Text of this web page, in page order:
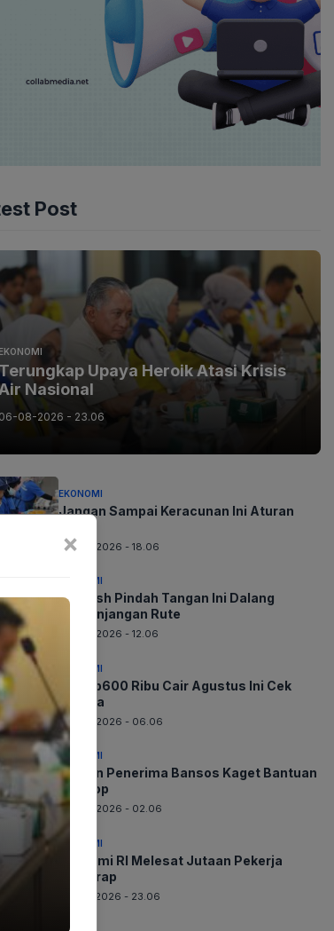
Post
EKONOMI
Upaya Heroik Atasi Krisis
Nasional
06-08-2026 - 23.06
EKONOMI
Jangan Sampai Keracunan Ini Aturan
06-08-2026 - 18.06
EKONOMI
Whoosh Pindah Tangan Ini Dalang
Perpanjangan Rute
06-08-2026 - 12.06
EKONOMI
BLT Rp600 Ribu Cair Agustus Ini Cek
Segera
06-08-2026 - 06.06
EKONOMI
Jutaan Penerima Bansos Kaget Bantuan
Disetop
06-08-2026 - 02.06
EKONOMI
Ekonomi RI Melesat Jutaan Pekerja
Terserap
05-08-2026 - 23.06
×